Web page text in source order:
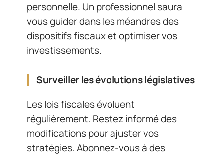
personnelle. Un professionnel saura
vous guider dans les méandres des
dispositifs fiscaux et optimiser vos
investissements.
Surveiller les évolutions législatives
Les lois fiscales évoluent
régulièrement. Restez informé des
modifications pour ajuster vos
stratégies. Abonnez-vous à des